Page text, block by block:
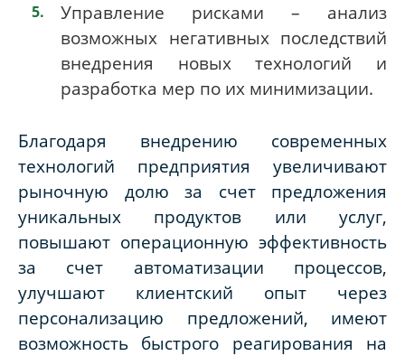
Управление рисками – анализ
возможных негативных последствий
внедрения новых технологий и
разработка мер по их минимизации.
Благодаря внедрению современных
технологий предприятия увеличивают
рыночную долю за счет предложения
уникальных продуктов или услуг,
повышают операционную эффективность
за счет автоматизации процессов,
улучшают клиентский опыт через
персонализацию предложений, имеют
возможность быстрого реагирования на